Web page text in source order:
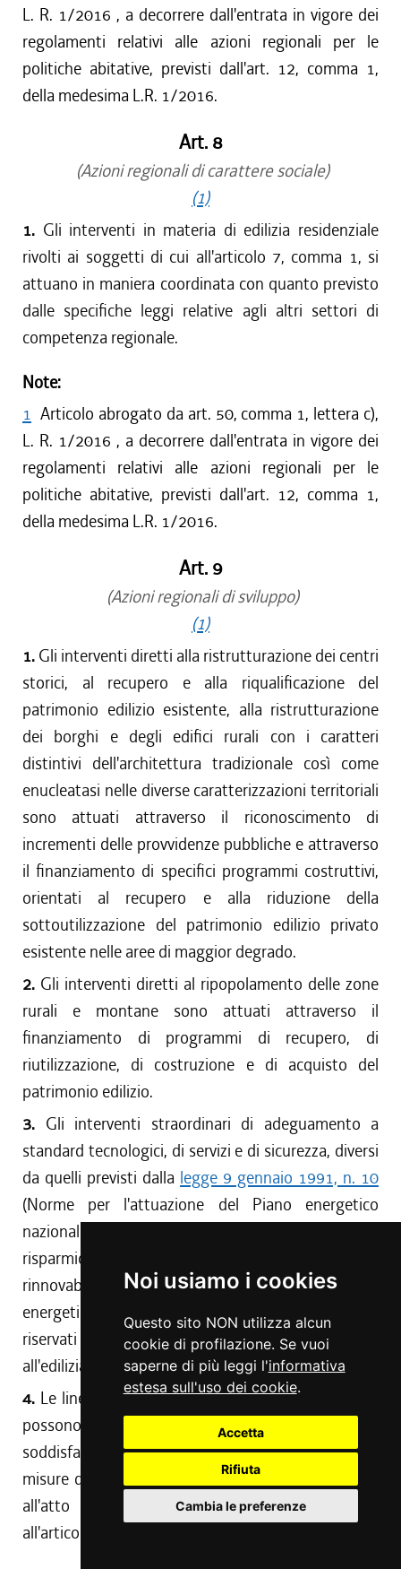
Noi usiamo i cookies
Questo sito NON utilizza alcun
cookie di profilazione. Se vuoi
saperne di più leggi l'informativa
estesa sull'uso dei cookie.
Accetta
Rifiuta
Cambia le preferenze
L. R. 1/2016 , a decorrere dall'entrata in vigore dei
regolamenti relativi alle azioni regionali per le
politiche abitative, previsti dall'art. 12, comma 1,
della medesima L.R. 1/2016.
Art. 8
(Azioni regionali di carattere sociale)
(1)
1. Gli interventi in materia di edilizia residenziale
rivolti ai soggetti di cui all'articolo 7, comma 1, si
attuano in maniera coordinata con quanto previsto
dalle specifiche leggi relative agli altri settori di
competenza regionale.
Note:
1 Articolo abrogato da art. 50, comma 1, lettera c),
L. R. 1/2016 , a decorrere dall'entrata in vigore dei
regolamenti relativi alle azioni regionali per le
politiche abitative, previsti dall'art. 12, comma 1,
della medesima L.R. 1/2016.
Art. 9
(Azioni regionali di sviluppo)
(1)
1. Gli interventi diretti alla ristrutturazione dei centri
storici, al recupero e alla riqualificazione del
patrimonio edilizio esistente, alla ristrutturazione
dei borghi e degli edifici rurali con i caratteri
distintivi dell'architettura tradizionale così come
enucleatasi nelle diverse caratterizzazioni territoriali
sono attuati attraverso il riconoscimento di
incrementi delle provvidenze pubbliche e attraverso
il finanziamento di specifici programmi costruttivi,
orientati al recupero e alla riduzione della
sottoutilizzazione del patrimonio edilizio privato
esistente nelle aree di maggior degrado.
2. Gli interventi diretti al ripopolamento delle zone
rurali e montane sono attuati attraverso il
finanziamento di programmi di recupero, di
riutilizzazione, di costruzione e di acquisto del
patrimonio edilizio.
3. Gli interventi straordinari di adeguamento a
standard tecnologici, di servizi e di sicurezza, diversi
da quelli previsti dalla legge 9 gennaio 1991, n. 10
(Norme per l'attuazione del Piano energetico
nazionale in materia di uso razionale dell'energia, di
risparmio energetico e di sviluppo delle fonti
rinnovabili di energia), per iniziative di risparmio
energetico, sono attuati attraverso contributi
riservati all'edilizia residenziale pubblica, nonché
all'edilizia privata.
4. Le linee di intervento indicate ai commi 1, 2 e 3
possono essere assunte quali priorità nella
soddisfazione dei bisogni e/o per differenziare le
misure degli importi da destinare alle agevolazioni,
all'atto dell'adozione della deliberazione di cui
all'articolo 11, comma 3.